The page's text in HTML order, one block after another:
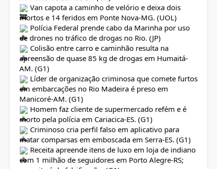
Van capota a caminho de velório e deixa dois
mortos e 14 feridos em Ponte Nova-MG. (UOL)
Polícia Federal prende cabo da Marinha por uso
de drones no tráfico de drogas no Rio. (JP)
Colisão entre carro e caminhão resulta na
apreensão de quase 85 kg de drogas em Humaitá-
AM. (G1)
Líder de organização criminosa que comete furtos
em embarcações no Rio Madeira é preso em
Manicoré-AM. (G1)
Homem faz cliente de supermercado refém e é
morto pela polícia em Cariacica-ES. (G1)
Criminoso cria perfil falso em aplicativo para
matar comparsas em emboscada em Serra-ES. (G1)
Receita apreende itens de luxo em loja de indiano
com 1 milhão de seguidores em Porto Alegre-RS;